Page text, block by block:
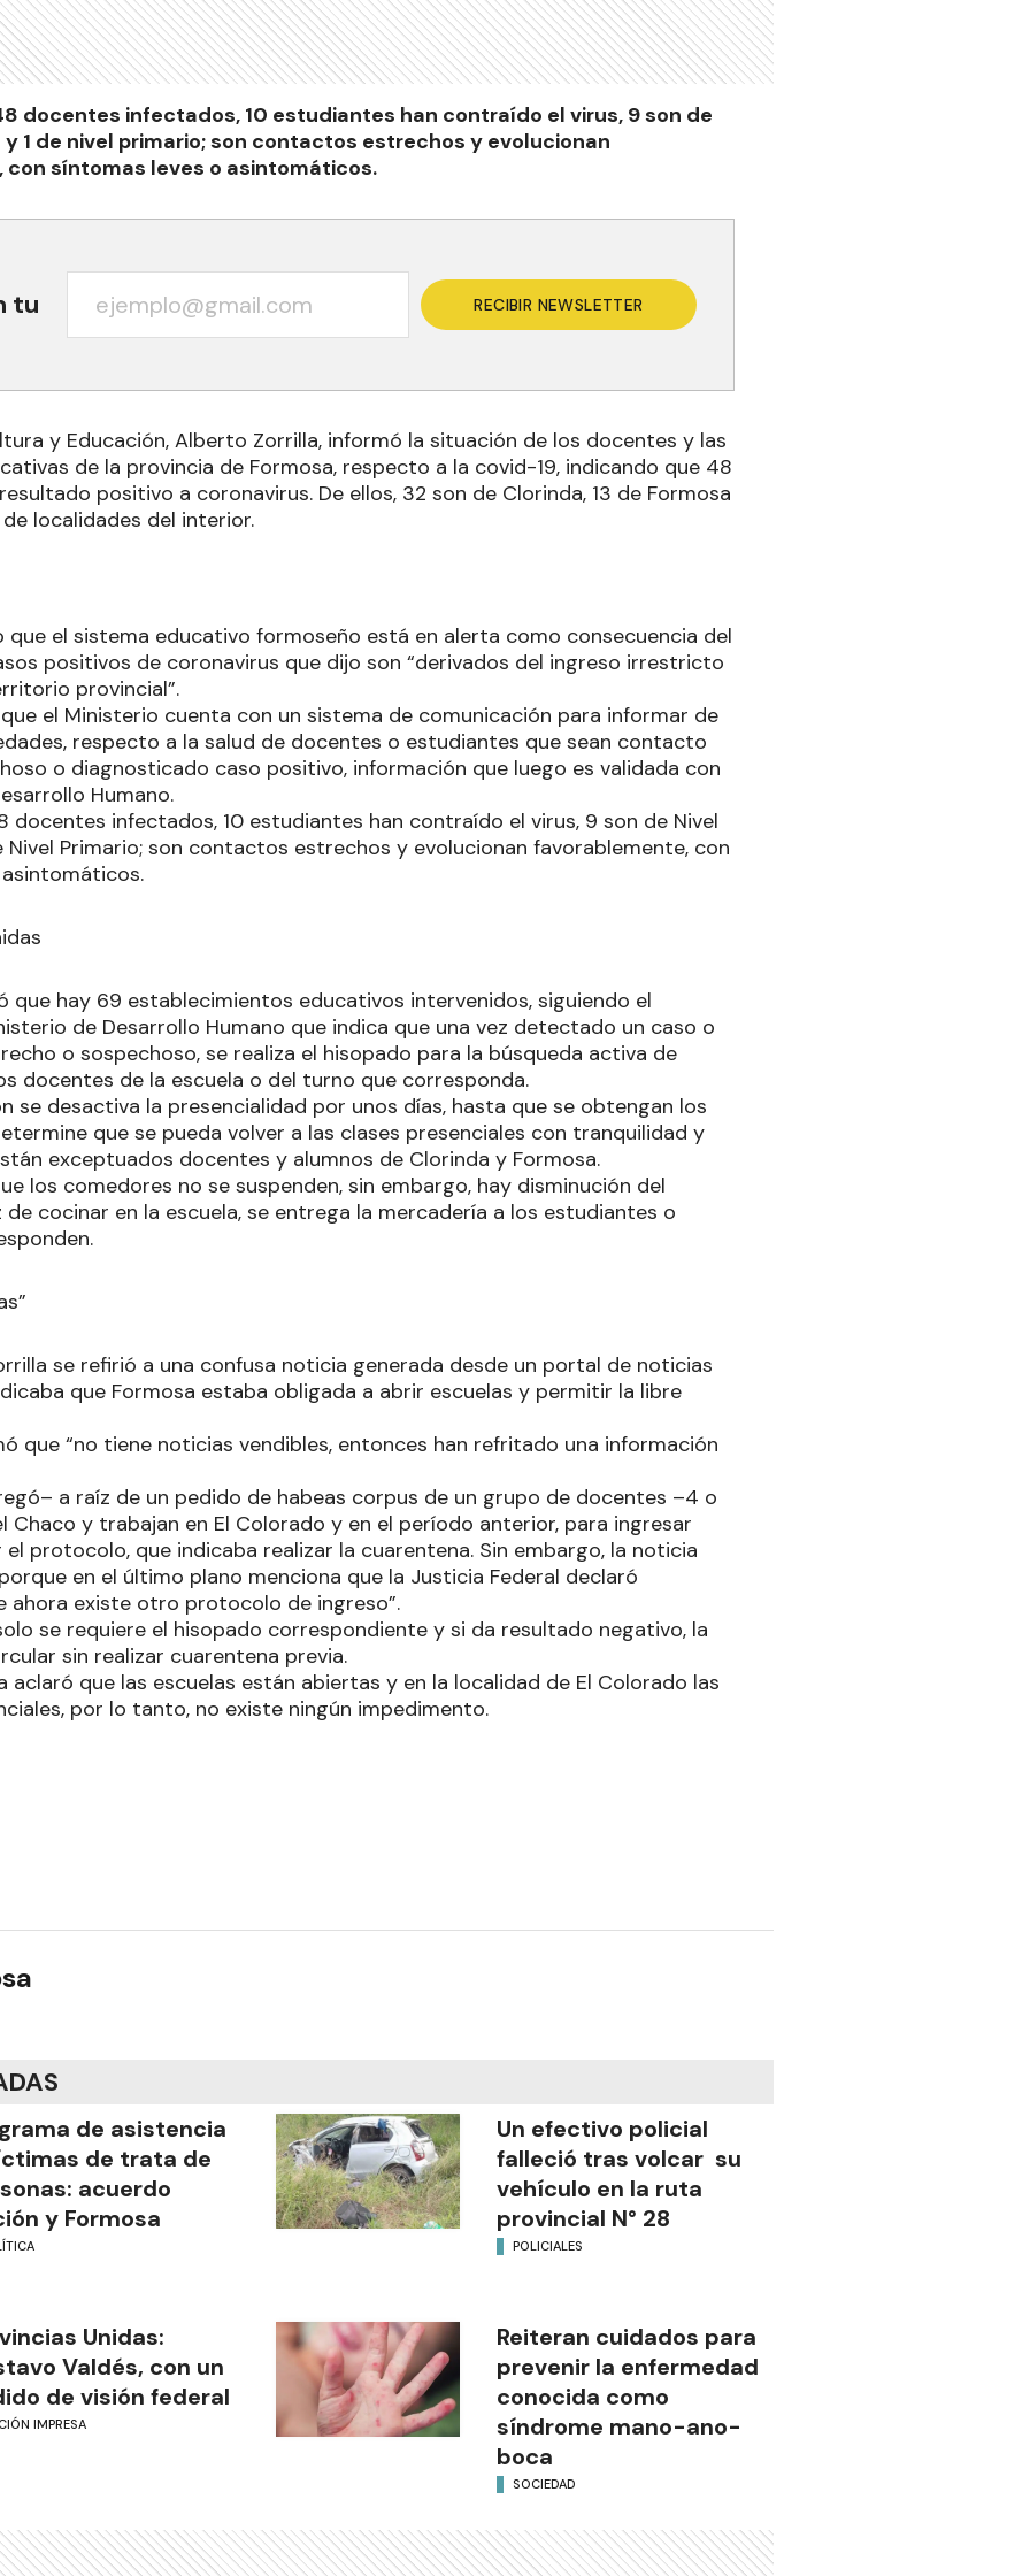
docentes infectados, 10 estudiantes han contraído el virus, 9 son de
1 de nivel primario; son contactos estrechos y evolucionan
síntomas leves o asintomáticos.
tu RECIBIR NEWSLETTER
y Educación, Alberto Zorrilla, informó la situación de los docentes y las
de la provincia de Formosa, respecto a la covid-19, indicando que 48
positivo a coronavirus. De ellos, 32 son de Clorinda, 13 de Formosa
localidades del interior.
que el sistema educativo formoseño está en alerta como consecuencia del
positivos de coronavirus que dijo son “derivados del ingreso irrestricto
provincial”.
el Ministerio cuenta con un sistema de comunicación para informar de
respecto a la salud de docentes o estudiantes que sean contacto
o diagnosticado caso positivo, información que luego es validada con
Humano.
docentes infectados, 10 estudiantes han contraído el virus, 9 son de Nivel
Nivel Primario; son contactos estrechos y evolucionan favorablemente, con
que hay 69 establecimientos educativos intervenidos, siguiendo el
de Desarrollo Humano que indica que una vez detectado un caso o
o sospechoso, se realiza el hisopado para la búsqueda activa de
docentes de la escuela o del turno que corresponda.
se desactiva la presencialidad por unos días, hasta que se obtengan los
que se pueda volver a las clases presenciales con tranquilidad y
exceptuados docentes y alumnos de Clorinda y Formosa.
los comedores no se suspenden, sin embargo, hay disminución del
de cocinar en la escuela, se entrega la mercadería a los estudiantes o
se refirió a una confusa noticia generada desde un portal de noticias
que Formosa estaba obligada a abrir escuelas y permitir la libre
que “no tiene noticias vendibles, entonces han refritado una información
a raíz de un pedido de habeas corpus de un grupo de docentes –4 o
Chaco y trabajan en El Colorado y en el período anterior, para ingresar
protocolo, que indicaba realizar la cuarentena. Sin embargo, la noticia
en el último plano menciona que la Justicia Federal declaró
existe otro protocolo de ingreso”.
se requiere el hisopado correspondiente y si da resultado negativo, la
sin realizar cuarentena previa.
aclaró que las escuelas están abiertas y en la localidad de El Colorado las
por lo tanto, no existe ningún impedimento.
de asistencia
de trata de
acuerdo
y Formosa
Un efectivo policial
falleció tras volcar su
vehículo en la ruta
provincial N° 28
POLICIALES
Unidas:
Valdés, con un
de visión federal
IMPRESA
Reiteran cuidados para
prevenir la enfermedad
conocida como
síndrome mano-ano-
boca
SOCIEDAD